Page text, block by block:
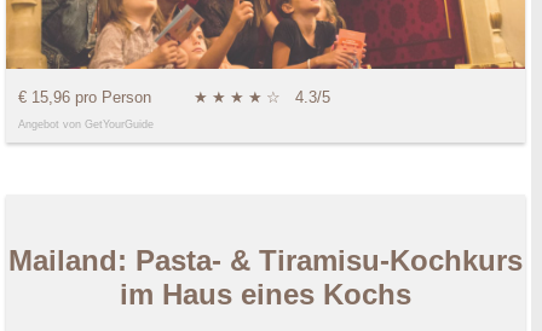
€ 15,96 pro Person ★ ★ ★ ★ ☆ 4.3/5
Angebot von GetYourGuide
Mailand: Pasta- & Tiramisu-Kochkurs
im Haus eines Kochs